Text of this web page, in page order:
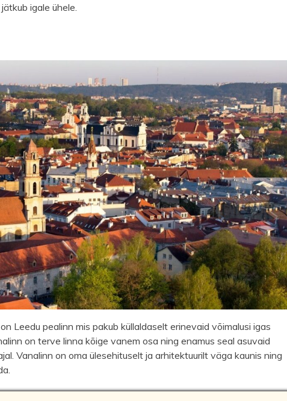
igale ühele.
Leedu pealinn mis pakub küllaldaselt erinevaid võimalusi igas
on terve linna kõige vanem osa ning enamus seal asuvaid
Vanalinn on oma ülesehituselt ja arhitektuurilt väga kaunis ning